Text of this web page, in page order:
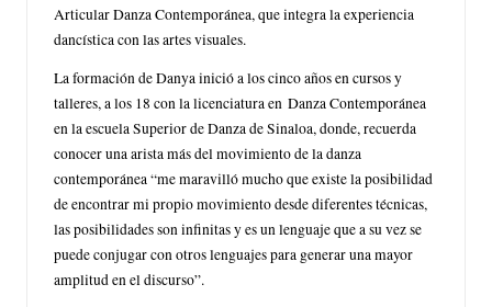
Articular Danza Contemporánea, que integra la experiencia
dancística con las artes visuales.
La formación de Danya inició a los cinco años en cursos y
talleres, a los 18 con la licenciatura en Danza Contemporánea
en la escuela Superior de Danza de Sinaloa, donde, recuerda
conocer una arista más del movimiento de la danza
contemporánea “me maravilló mucho que existe la posibilidad
de encontrar mi propio movimiento desde diferentes técnicas,
las posibilidades son infinitas y es un lenguaje que a su vez se
puede conjugar con otros lenguajes para generar una mayor
amplitud en el discurso”.